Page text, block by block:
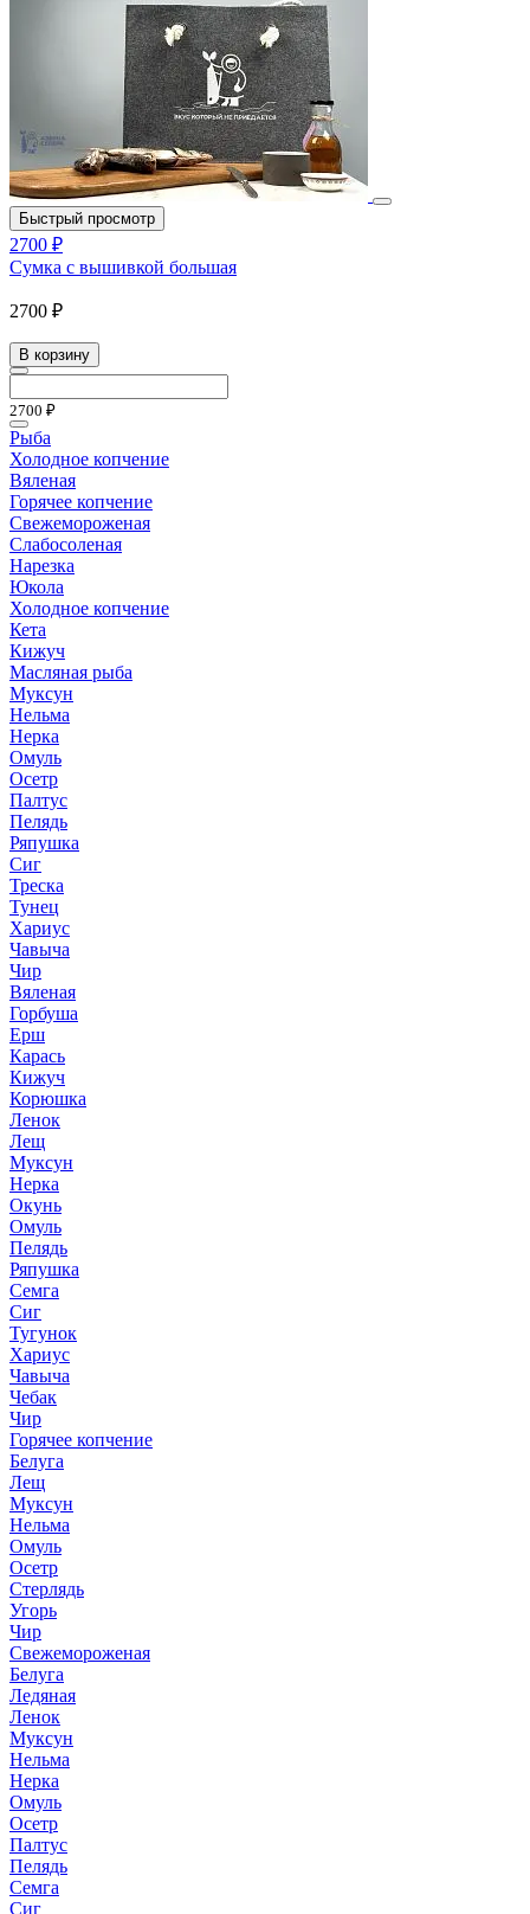
Быстрый просмотр
2700 ₽
Сумка с вышивкой большая
2700 ₽
В корзину
2700 ₽
Рыба
Холодное копчение
Вяленая
Горячее копчение
Свежемороженая
Слабосоленая
Нарезка
Юкола
Холодное копчение
Кета
Кижуч
Масляная рыба
Муксун
Нельма
Нерка
Омуль
Осетр
Палтус
Пелядь
Ряпушка
Сиг
Треска
Тунец
Хариус
Чавыча
Чир
Вяленая
Горбуша
Ерш
Карась
Кижуч
Корюшка
Ленок
Лещ
Муксун
Нерка
Окунь
Омуль
Пелядь
Ряпушка
Семга
Сиг
Тугунок
Хариус
Чавыча
Чебак
Чир
Горячее копчение
Белуга
Лещ
Муксун
Нельма
Омуль
Осетр
Стерлядь
Угорь
Чир
Свежемороженая
Белуга
Ледяная
Ленок
Муксун
Нельма
Нерка
Омуль
Осетр
Палтус
Пелядь
Семга
Сиг